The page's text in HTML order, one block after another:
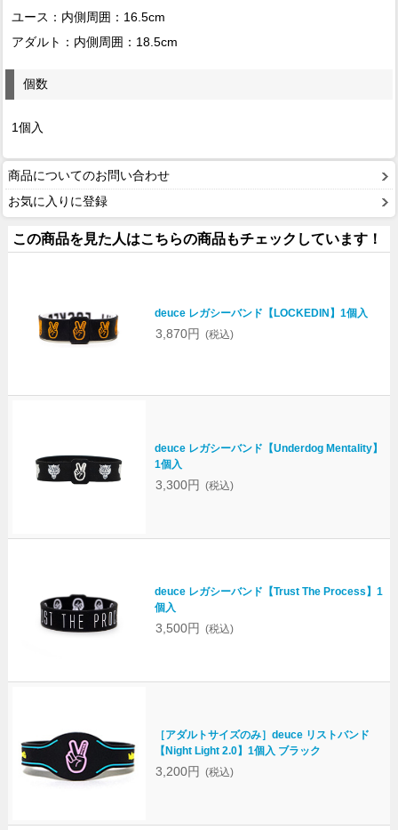
ユース：内側周囲：16.5cm
アダルト：内側周囲：18.5cm
個数
1個入
商品についてのお問い合わせ
お気に入りに登録
この商品を見た人はこちらの商品もチェックしています！
deuce レガシーバンド【LOCKEDIN】1個入
3,870円 (税込)
deuce レガシーバンド【Underdog Mentality】
1個入
3,300円 (税込)
deuce レガシーバンド【Trust The Process】1
個入
3,500円 (税込)
［アダルトサイズのみ］deuce リストバンド
【Night Light 2.0】1個入 ブラック
3,200円 (税込)